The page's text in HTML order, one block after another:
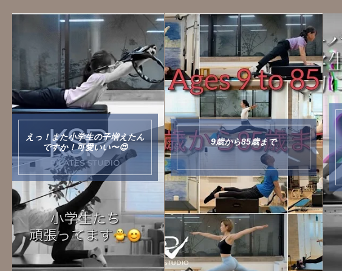
9歳から85歳まで
ゴツい肉体を抱く中学生。ドジ
ャース山本由伸選手が取り組む
某トレーニングと加圧トレー
ニ...